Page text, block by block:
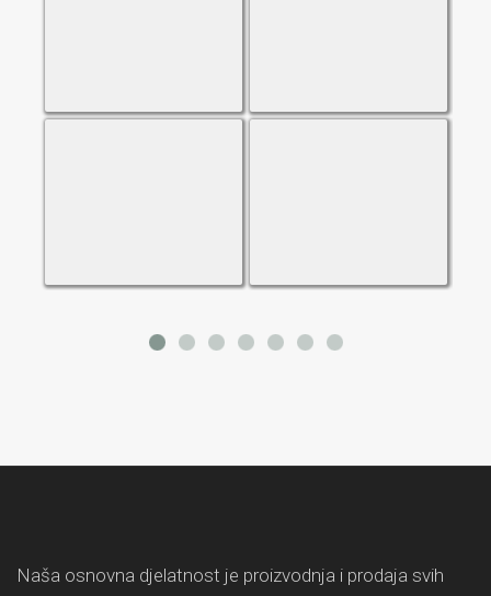
Naša osnovna djelatnost je proizvodnja i prodaja svih